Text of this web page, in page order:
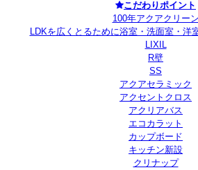
こだわりポイント
100年アクアクリーン
LDKを広くとるために浴室・洗面室・洋
LIXIL
R壁
SS
アクアセラミック
アクセントクロス
アクリアバス
エコカラット
カップボード
キッチン新設
クリナップ